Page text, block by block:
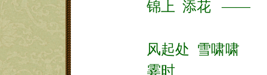
锦上 添花 ——
风起处 雪啸啸
霎时